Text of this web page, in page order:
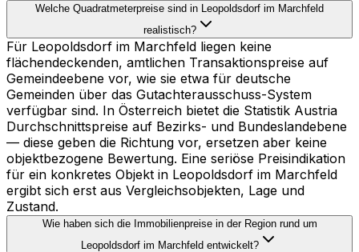
Welche Quadratmeterpreise sind in Leopoldsdorf im Marchfeld
realistisch?
Für Leopoldsdorf im Marchfeld liegen keine
flächendeckenden, amtlichen Transaktionspreise auf
Gemeindeebene vor, wie sie etwa für deutsche
Gemeinden über das Gutachterausschuss-System
verfügbar sind. In Österreich bietet die Statistik Austria
Durchschnittspreise auf Bezirks- und Bundeslandebene
— diese geben die Richtung vor, ersetzen aber keine
objektbezogene Bewertung. Eine seriöse Preisindikation
für ein konkretes Objekt in Leopoldsdorf im Marchfeld
ergibt sich erst aus Vergleichsobjekten, Lage und
Zustand.
Wie haben sich die Immobilienpreise in der Region rund um
Leopoldsdorf im Marchfeld entwickelt?